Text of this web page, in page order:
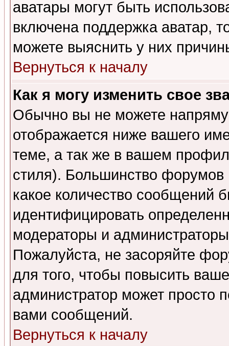
аватары могут быть
включена поддержка аватар,
можете выяснить у них
Вернуться к началу
Как я могу изменить свое
Обычно вы не можете
отображается ниже вашего
теме, а так же в вашем
стиля). Большинство форумов
какое количество сообщений
идентифицировать
модераторы и
Пожалуйста, не засоряйте
для того, чтобы повысить
администратор может просто
вами сообщений.
Вернуться к началу